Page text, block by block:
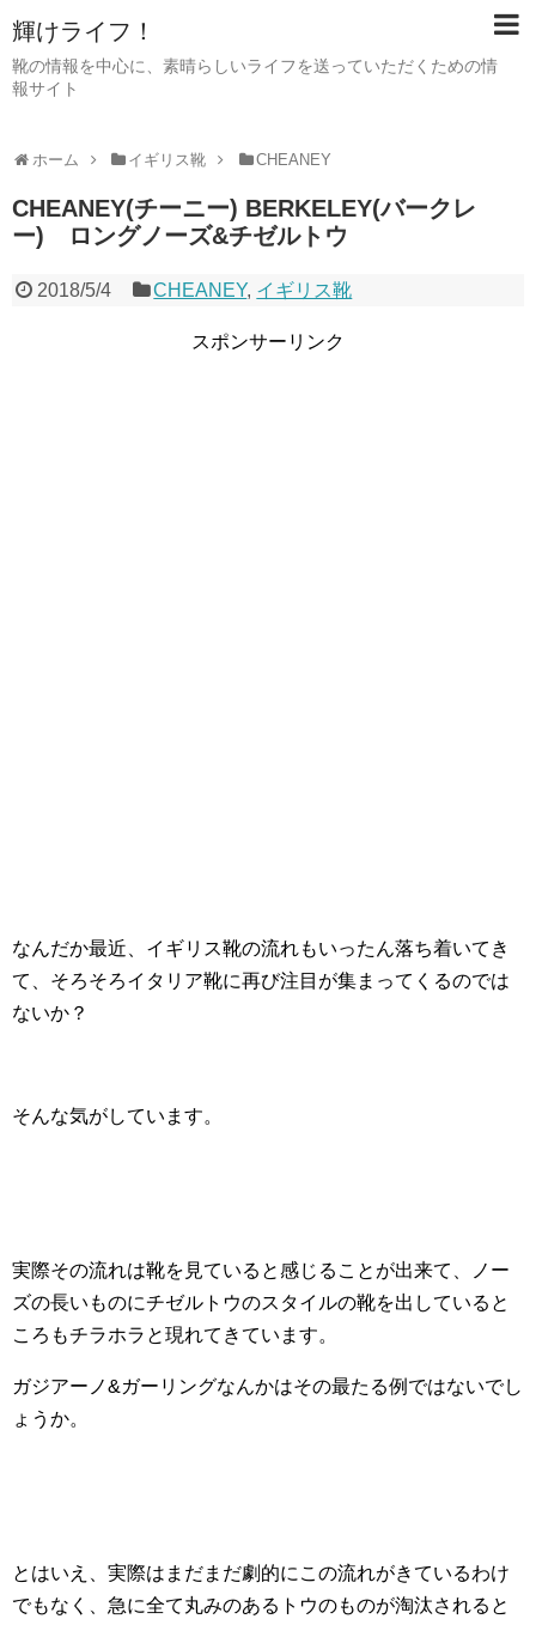
輝けライフ！
靴の情報を中心に、素晴らしいライフを送っていただくための情
報サイト
ホーム イギリス靴 CHEANEY
CHEANEY(チーニー) BERKELEY(バークレ
ー) ロングノーズ&チゼルトウ
2018/5/4 CHEANEY, イギリス靴
スポンサーリンク
なんだか最近、イギリス靴の流れもいったん落ち着いてき
て、そろそろイタリア靴に再び注目が集まってくるのでは
ないか？
そんな気がしています。
実際その流れは靴を見ていると感じることが出来て、ノー
ズの長いものにチゼルトウのスタイルの靴を出していると
ころもチラホラと現れてきています。
ガジアーノ&ガーリングなんかはその最たる例ではないでし
ょうか。
とはいえ、実際はまだまだ劇的にこの流れがきているわけ
でもなく、急に全て丸みのあるトウのものが淘汰されると